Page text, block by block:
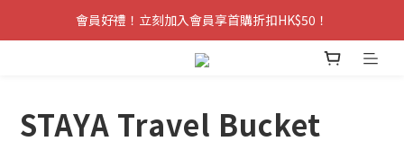
會員好禮！立刻加入會員享首購折扣HK$50！
STAYA Travel Bucket